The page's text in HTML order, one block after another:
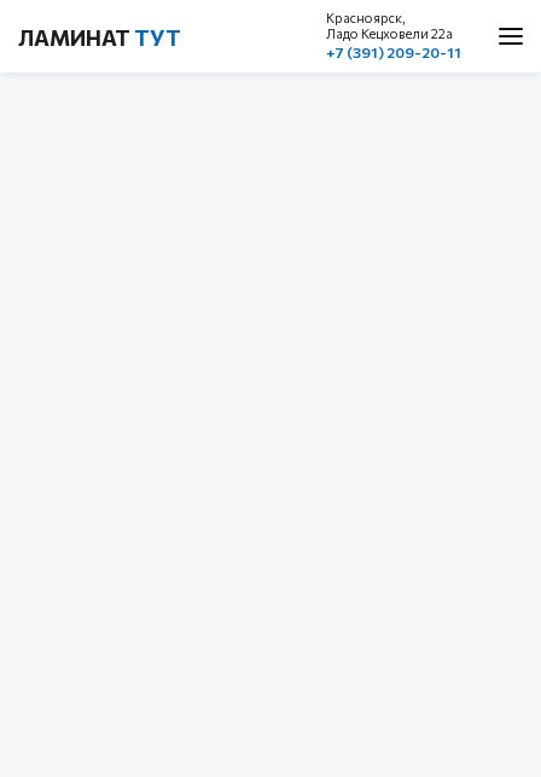
ЛАМИНАТ ТУТ
Красноярск,
Ладо Кецховели 22a
+7 (391) 209-20-11